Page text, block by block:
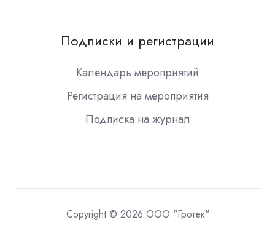
Подписки и регистрации
Календарь мероприятий
Регистрация на мероприятия
Подписка на журнал
Copyright © 2026 ООО "Гротек"